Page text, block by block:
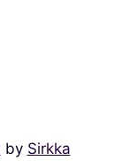
by Sirkka